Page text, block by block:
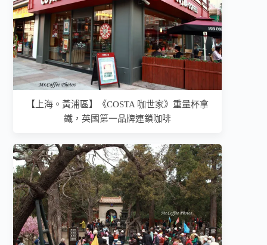
【上海。黃浦區】《COSTA 咖世家》重量杯拿
鐵，英國第一品牌連鎖咖啡